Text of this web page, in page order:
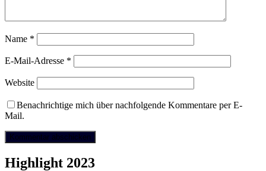
Name *
E-Mail-Adresse *
Website
Benachrichtige mich über nachfolgende Kommentare per E-
Mail.
Highlight 2023